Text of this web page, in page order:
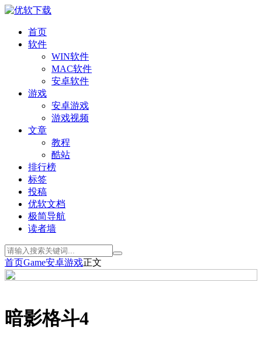
首页
软件
WIN软件
MAC软件
安卓软件
游戏
安卓游戏
游戏视频
文章
教程
酷站
排行榜
标签
投稿
优软文档
极简导航
读者墙
首页Game安卓游戏正文
暗影格斗4